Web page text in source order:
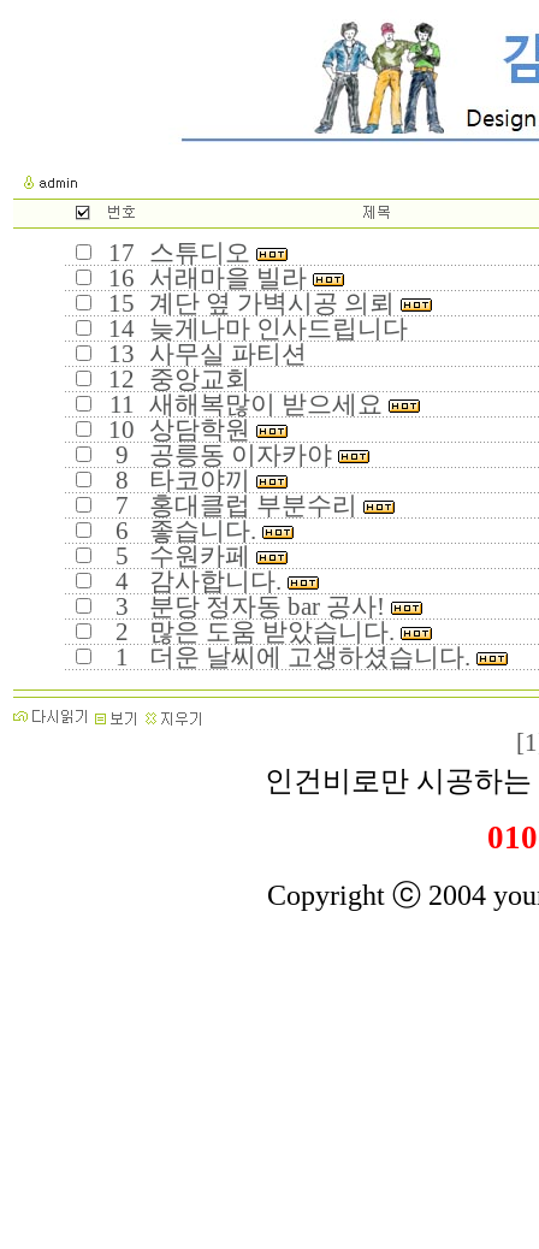
17 스튜디오
16 서래마을 빌라
15 계단 옆 가벽시공 의뢰
14 늦게나마 인사드립니다
13 사무실 파티션
12 중앙교회
11 새해복많이 받으세요
10 상담학원
9
공릉동 이자카야
8
타코야끼
7
홍대클럽 부분수리
6
좋습니다.
5
수원카페
4
감사합니다.
3
분당 정자동 bar 공사!
2
많은 도움 받았습니다.
1
더운 날씨에 고생하셨습니다.
인건비로만 시공하
Copyright ⓒ 2004